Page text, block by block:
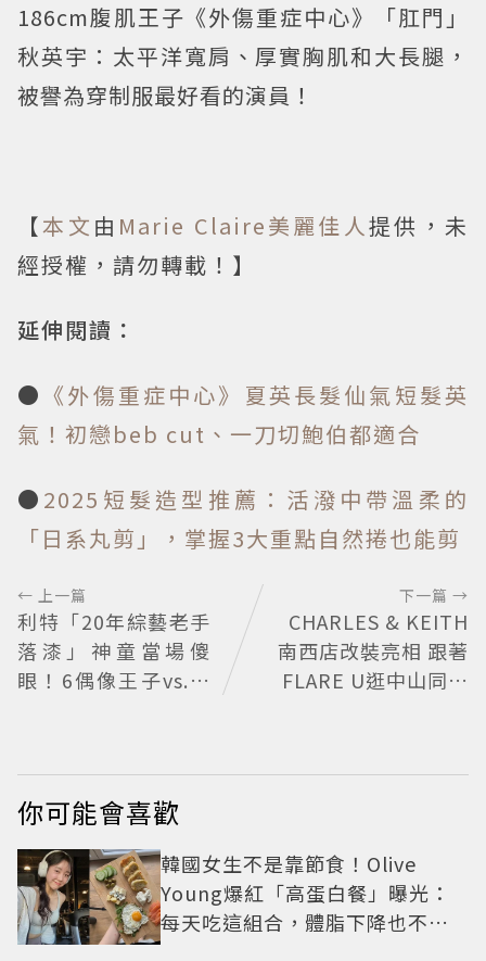
186cm腹肌王子《外傷重症中心》「肛門」
秋英宇：太平洋寬肩、厚實胸肌和大長腿，
被譽為穿制服最好看的演員！
【本文 由 Marie Claire美麗佳人提供，未
經授權，請勿轉載！】
延伸閱讀：
● 《外傷重症中心》夏英長髮仙氣短髮英
氣！初戀beb cut、一刀切鮑伯都適合
● 2025短髮造型推薦：活潑中帶溫柔的
「日系丸剪」，掌握3大重點自然捲也能剪
← 上一篇
利特「20年綜藝老手
落漆」神童當場傻
眼！6偶像王子vs.乞
下一篇 →
CHARLES & KEITH
南西店改裝亮相 跟著
FLARE U逛中山同款
你可能會喜歡
韓國女生不是靠節食！Olive
Young爆紅「高蛋白餐」曝光：
每天吃這組合，體脂下降也不怕